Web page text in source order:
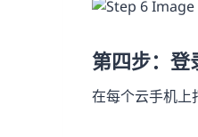
第四步：登
在每个云手机上